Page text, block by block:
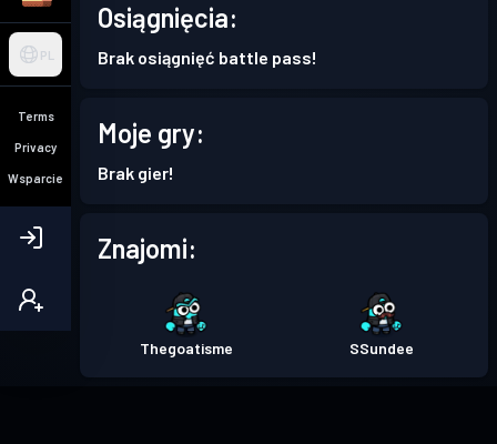
PL
Terms
Privacy
Wsparcie
Osiągnięcia:
Brak osiągnięć battle pass!
Moje gry:
Brak gier!
Znajomi:
Thegoatisme SSundee